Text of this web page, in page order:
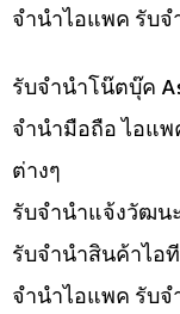
จำนำไอแพค รับจ
รับจำนำโน๊ตบุ๊ค
จำนำมือถือ ไอแ
ต่างๆ
รับจํานําแจ้งวัฒน
รับจำนำสินค้าไอ
จำนำไอแพค รับจ